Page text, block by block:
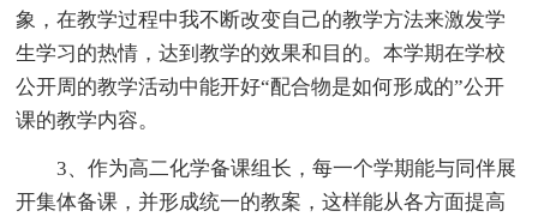
象，在教学过程中我不断改变自己的教学方法来激发学
生学习的热情，达到教学的效果和目的。本学期在学校
公开周的教学活动中能开好“配合物是如何形成的”公开
课的教学内容。
3、作为高二化学备课组长，每一个学期能与同伴展
开集体备课，并形成统一的教案，这样能从各方面提高